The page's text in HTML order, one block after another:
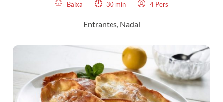
Baixa 30 min 4 Pers
Entrantes, Nadal